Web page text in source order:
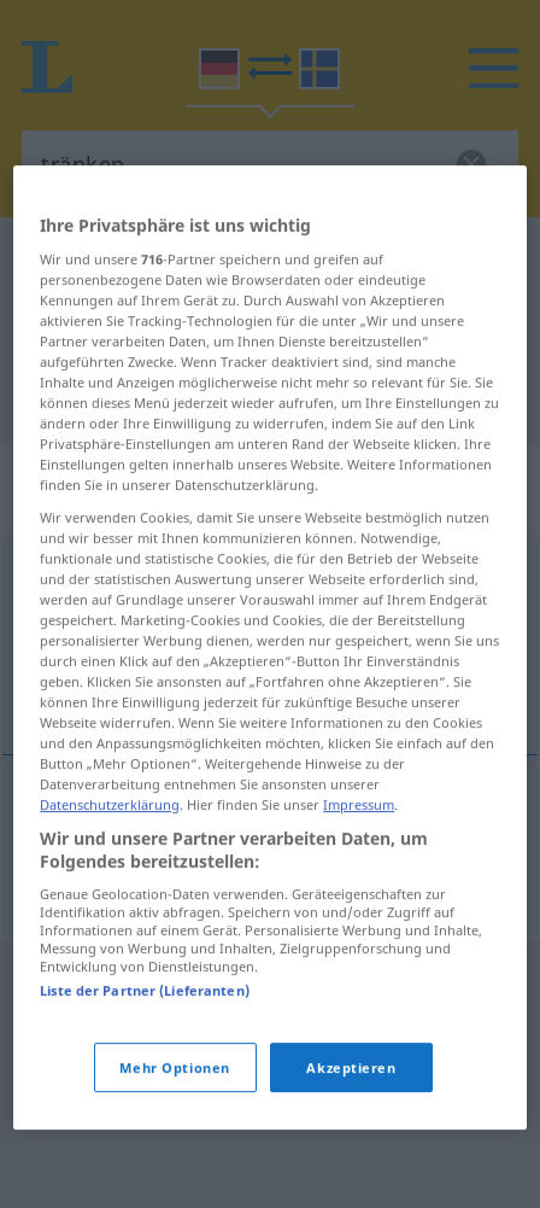
Deutsch-Schwedisch Wörterbuch tränken
Deutsch-Schwedisch Übersetzung
für "tränken"
"tränken" Schwedisch Übersetzung
„tränken“: transitives Verb,
transitives Zeitwort
tränkenv/t
Übersicht aller Übersetzungen
(Für mehr Details die Übersetzung anklicken/antippen)
vattna, genomdränka
genomdränka
Ihre Privatsphäre ist uns wichtig
Wir und unsere716-Partner speichern und greifen auf
personenbezogene Daten wie Browserdaten oder eindeutige
Kennungen auf Ihrem Gerät zu. Durch Auswahl von Akzeptieren
aktivieren Sie Tracking-Technologien für die unter „Wir und unsere
Partner verarbeiten Daten, um Ihnen Dienste bereitzustellen“
aufgeführten Zwecke. Wenn Tracker deaktiviert sind, sind manche
Inhalte und Anzeigen möglicherweise nicht mehr so relevant für Sie. Sie
können dieses Menü jederzeit wieder aufrufen, um Ihre Einstellungen zu
ändern oder Ihre Einwilligung zu widerrufen, indem Sie auf den Link
Privatsphäre-Einstellungen am unteren Rand der Webseite klicken. Ihre
Einstellungen gelten innerhalb unseres Website. Weitere Informationen
finden Sie in unserer Datenschutzerklärung.
Wir verwenden Cookies, damit Sie unsere Webseite bestmöglich nutzen
und wir besser mit Ihnen kommunizieren können. Notwendige,
funktionale und statistische Cookies, die für den Betrieb der Webseite
und der statistischen Auswertung unserer Webseite erforderlich sind,
werden auf Grundlage unserer Vorauswahl immer auf Ihrem Endgerät
gespeichert. Marketing-Cookies und Cookies, die der Bereitstellung
personalisierter Werbung dienen, werden nur gespeichert, wenn Sie uns
durch einen Klick auf den „Akzeptieren“-Button Ihr Einverständnis
geben. Klicken Sie ansonsten auf „Fortfahren ohne Akzeptieren“. Sie
können Ihre Einwilligung jederzeit für zukünftige Besuche unserer
Webseite widerrufen. Wenn Sie weitere Informationen zu den Cookies
und den Anpassungsmöglichkeiten möchten, klicken Sie einfach auf den
Button „Mehr Optionen“. Weitergehende Hinweise zu der
Datenverarbeitung entnehmen Sie ansonsten unserer
Datenschutzerklärung. Hier finden Sie unserImpressum.
Wir und unsere Partner verarbeiten Daten, um
Folgendes bereitzustellen:
Genaue Geolocation-Daten verwenden. Geräteeigenschaften zur
Identifikation aktiv abfragen. Speichern von und/oder Zugriff auf
Informationen auf einem Gerät. Personalisierte Werbung und Inhalte,
Messung von Werbung und Inhalten, Zielgruppenforschung und
Entwicklung von Dienstleistungen.
Liste der Partner (Lieferanten)
Mehr Optionen Akzeptieren